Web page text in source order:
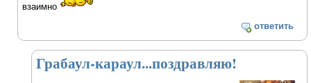
взаимно
ответить
Грабаул-караул...поздравляю!